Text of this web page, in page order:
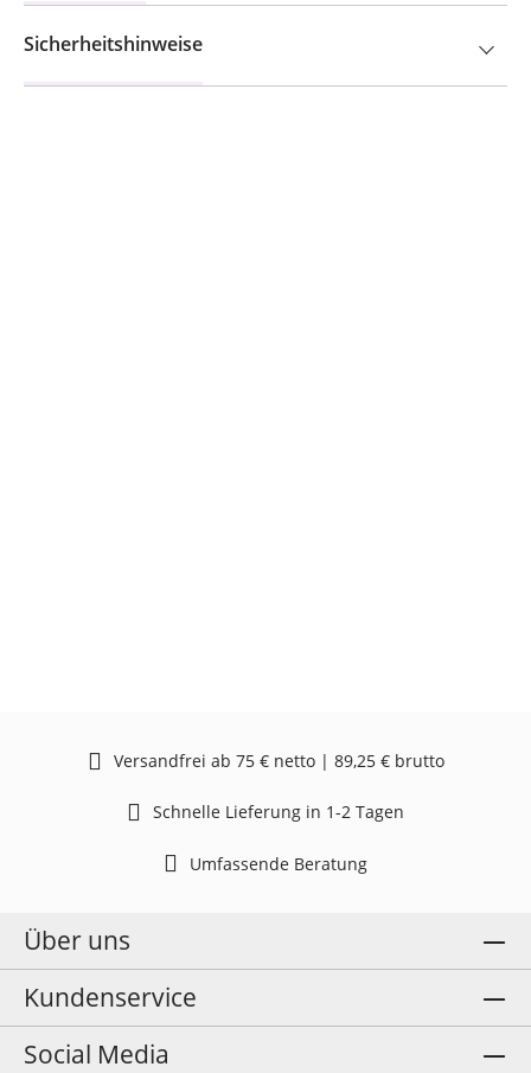
Sicherheitshinweise
Versandfrei ab 75 € netto | 89,25 € brutto
Schnelle Lieferung in 1-2 Tagen
Umfassende Beratung
Über uns
Kundenservice
Social Media